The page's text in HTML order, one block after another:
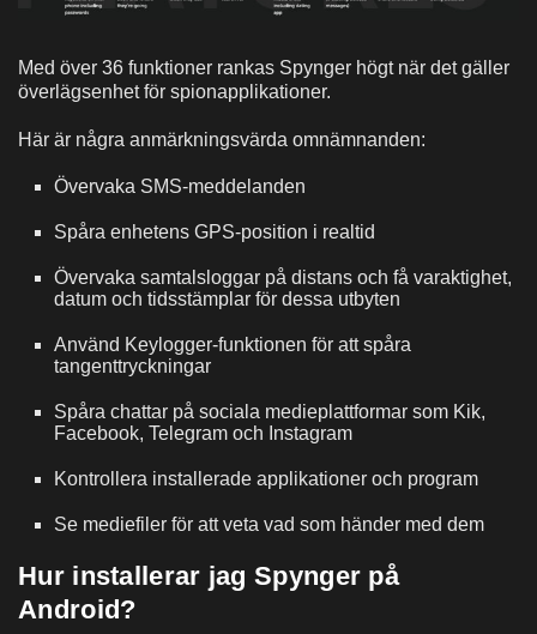
Med över 36 funktioner rankas Spynger högt när det gäller
överlägsenhet för spionapplikationer.
Här är några anmärkningsvärda omnämnanden:
Övervaka SMS-meddelanden
Spåra enhetens GPS-position i realtid
Övervaka samtalsloggar på distans och få varaktighet,
datum och tidsstämplar för dessa utbyten
Använd Keylogger-funktionen för att spåra
tangenttryckningar
Spåra chattar på sociala medieplattformar som Kik,
Facebook, Telegram och Instagram
Kontrollera installerade applikationer och program
Se mediefiler för att veta vad som händer med dem
Hur installerar jag Spynger på
Android?